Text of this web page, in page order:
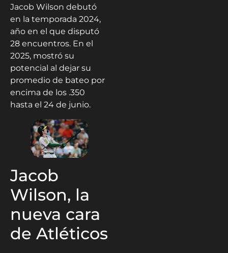
Jacob Wilson debutó
en la temporada 2024,
año en el que disputó
28 encuentros. En el
2025, mostró su
potencial al dejar su
promedio de bateo por
encima de los .350
hasta el 24 de junio.
Jacob
Wilson, la
nueva cara
de Atléticos